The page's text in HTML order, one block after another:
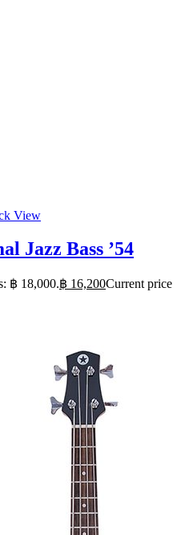
View
Jazz Bass ’54
฿ 18,000.฿ 16,200Current price